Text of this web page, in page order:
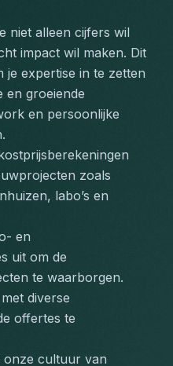
niet alleen cijfers wil
impact wil maken. Dit
je expertise in te zetten
en groeiende
en persoonlijke
zoals
labo’s en
en
uit om de
te waarborgen.
diverse
offertes te
onze cultuur van